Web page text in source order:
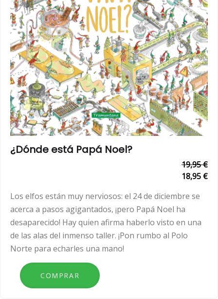
¿Dónde está Papá Noel?
19,95 €
18,95 €
Los elfos están muy nerviosos: el 24 de diciembre se
acerca a pasos agigantados, ¡pero Papá Noel ha
desaparecido! Hay quien afirma haberlo visto en una
de las alas del inmenso taller. ¡Pon rumbo al Polo
Norte para echarles una mano!